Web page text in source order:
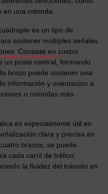
una rotonda.
es un tipo de
sostener múltiples señales
Consiste en cuatro
un poste central, formando
brazo puede sostener una
información y orientación a
o rotondas más
es especialmente útil en
clara y precisa en
brazos, se puede
cada carril de tráfico,
la fluidez del tránsito en